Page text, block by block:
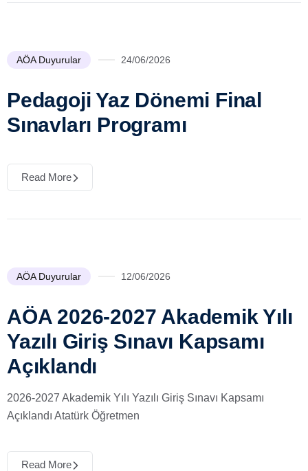
AÖA Duyurular 24/06/2026
Pedagoji Yaz Dönemi Final
Sınavları Programı
Read More
AÖA Duyurular 12/06/2026
AÖA 2026-2027 Akademik Yılı
Yazılı Giriş Sınavı Kapsamı
Açıklandı
2026-2027 Akademik Yılı Yazılı Giriş Sınavı Kapsamı
Açıklandı Atatürk Öğretmen
Read More